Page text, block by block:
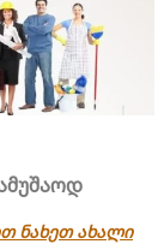
ნახეთ ახალი